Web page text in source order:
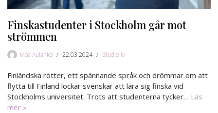
Finskastudenter i Stockholm går mot
strömmen
Moa Aulanko 22.03.2024 Studieliv
Finländska rötter, ett spännande språk och drömmar om att
flytta till Finland lockar svenskar att lära sig finska vid
Stockholms universitet. Trots att studenterna tycker… Läs
mer »